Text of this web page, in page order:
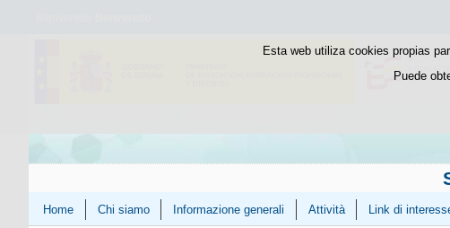
Esta web utiliza cookies propias
Puede
Home Chi siamo Informazione generali Attività Link di